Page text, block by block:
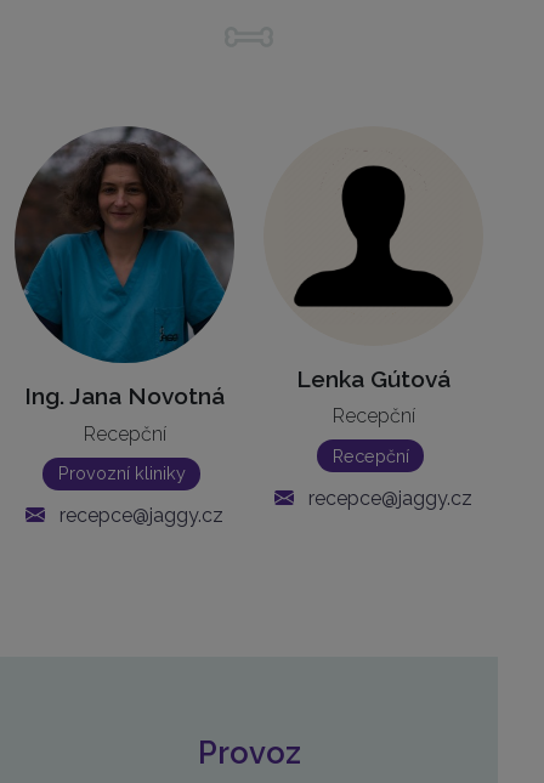
Ing. Jana Novotná
Recepční
Provozní kliniky
recepce@jaggy.cz
Lenka Gútová
Recepční
Recepční
recepce@jaggy.cz
Provoz